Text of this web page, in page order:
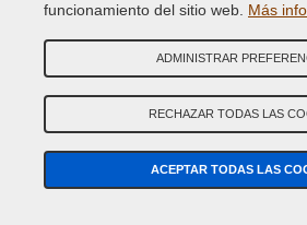
Masilla de Poliéster
funcionamiento del sitio web. Más
ADMINISTRAR
RECHAZAR TODAS LAS
ACEPTAR TODAS LAS